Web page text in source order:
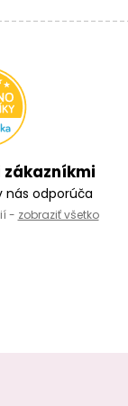
zákazníkmi
nás odporúča
- zobraziť všetko